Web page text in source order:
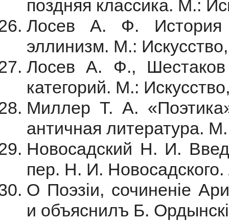
поздняя классика. М.:
Лосев А. Ф. История
эллинизм. М.:
Лосев А. Ф., Шестаков
категорий. М.:
Миллер Т. А.
античная литература.
Новосадский Н. И.
пер. Н. И.
О Поэзіи, сочиненiе
и объяснилъ Б.